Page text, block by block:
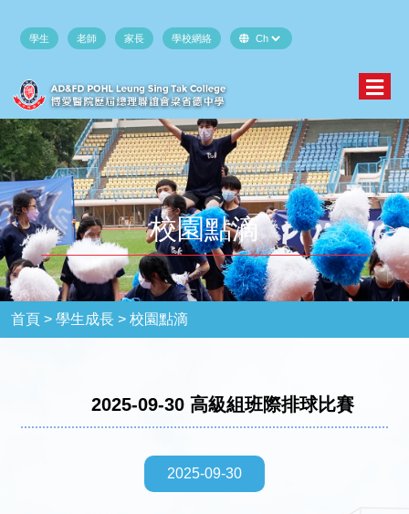
學生 老師 家長 學校網絡
校園點滴
首頁 > 學生成長 >校園點滴
2025-09-30 高級組班際排球比賽
2025-09-30